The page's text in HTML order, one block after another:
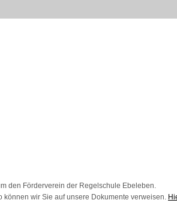
den Förderverein der Regelschule Ebeleben.
wir Sie auf unsere Dokumente verweisen.